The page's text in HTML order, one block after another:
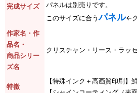
完成サイズ
パネルは別売りです。
このサイズに合うパネル←
作家名・作
品名・
商品シリー
ズ名
クリスチャン・リース・ラッ
特徴
【特殊インク＋高画質印刷】